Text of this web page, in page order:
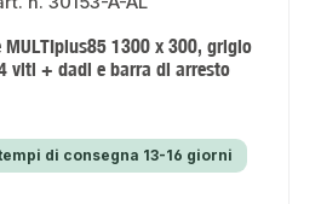
1300 x 300, grigio
viti + dadi e barra di arresto
di consegna 13-16 giorni